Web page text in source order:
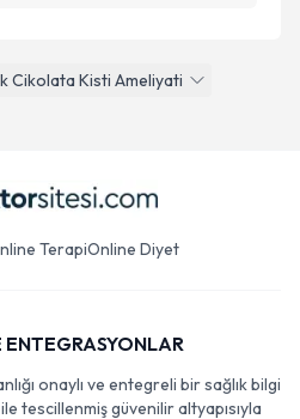
Cikolata Kisti Ameliyati
TerapiOnline Diyet
ENTEGRASYONLAR
onaylı ve entegreli bir sağlık bilgi
tescillenmiş güvenilir altyapısıyla